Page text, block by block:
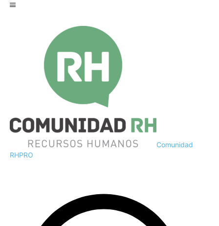
Comunidad
RHPRO